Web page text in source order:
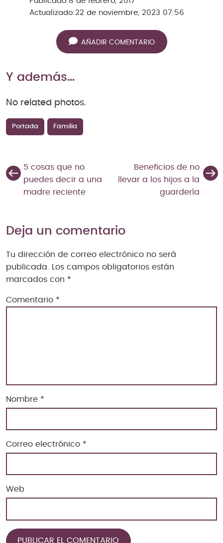
Actualizado:22 de noviembre, 2023 07:56
AÑADIR COMENTARIO
Y además…
No related photos.
Portada Familia
5 cosas que no
puedes decir a una
madre reciente
Beneficios de no
llevar a los hijos a la
guardería
Deja un comentario
Tu dirección de correo electrónico no será
publicada. Los campos obligatorios están
marcados con *
Comentario *
Nombre *
Correo electrónico *
Web